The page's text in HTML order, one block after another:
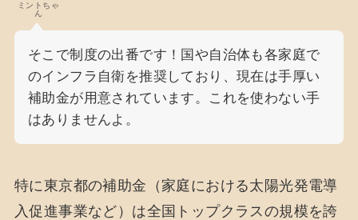
ミントちゃ
ん
そこで制度の出番です！国や自治体も各家庭で
のインフラ自衛を推奨しており、現在は手厚い
補助金が用意されています。これを使わない手
はありませんよ。
特に東京都の補助金（家庭における太陽光発電導
入促進事業など）は全国トップクラスの規模を誇